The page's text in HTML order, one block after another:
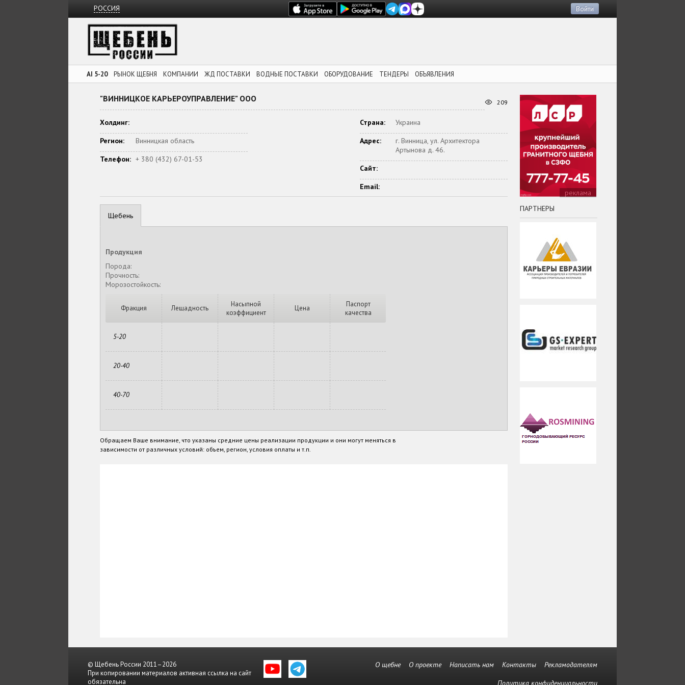
РОССИЯ Войти
AI 5-20 РЫНОК ЩЕБНЯ КОМПАНИИ ЖД ПОСТАВКИ ВОДНЫЕ ПОСТАВКИ ОБОРУДОВАНИЕ ТЕНДЕРЫ ОБЪЯВЛЕНИЯ
"ВИННИЦКОЕ КАРЬЕРОУПРАВЛЕНИЕ" ООО 209
Холдинг:
Регион:
Винницкая область
Телефон: + 380 (432) 67-01-53
Страна:
Украина
Адрес:
г. Винница, ул. Архитектора
Артынова д. 46.
Сайт:
Email:
Щебень
Продукция
Порода:
Прочность:
Морозостойкость:
Фракция Лещадность
Насыпной
коэффициент
Цена
Паспорт
качества
5-20
20-40
40-70
Обращаем Ваше внимание, что указаны средние цены реализации продукции и они могут меняться в
зависимости от различных условий: объем, регион, условия оплаты и т.п.
реклама
ПАРТНЕРЫ
© Щебень России 2011–2026
При копировании материалов активная ссылка на сайт
обязательна
О щебне О проекте Написать нам Контакты
Рекламодателям
Политика конфиденциальности